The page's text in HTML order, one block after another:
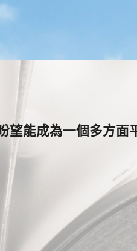
能成為一個多方面